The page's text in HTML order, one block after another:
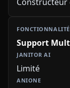
Support
Limité